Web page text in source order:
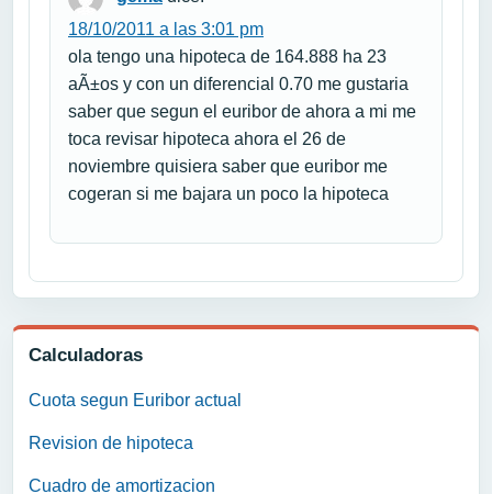
Calculadoras
Cuota segun Euribor actual
Revision de hipoteca
Cuadro de amortizacion
18/10/2011 a las 3:01 pm
ola tengo una hipoteca de 164.888 ha 23
aÃ±os y con un diferencial 0.70 me gustaria
saber que segun el euribor de ahora a mi me
toca revisar hipoteca ahora el 26 de
noviembre quisiera saber que euribor me
cogeran si me bajara un poco la hipoteca